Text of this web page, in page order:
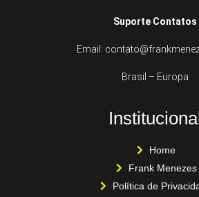
Suporte Contatos
Email:
Brasil – Europa
Home
Frank Menezes
Política de